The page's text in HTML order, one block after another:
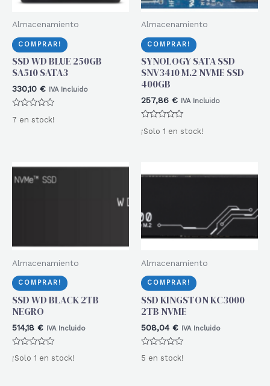
Almacenamiento
COMPRAR!
SSD WD BLUE 250GB
SA510 SATA3
330,10 € IVA Incluido
con
7 en stock!
Almacenamiento
COMPRAR!
SYNOLOGY SATA SSD
SNV3410 M.2 NVME SSD
400GB
257,86 € IVA Incluido
con
¡Solo 1 en stock!
Almacenamiento
COMPRAR!
SSD WD BLACK 2TB
NEGRO
514,18 € IVA Incluido
Valorado
con
¡Solo 1 en stock!
Almacenamiento
COMPRAR!
SSD KINGSTON KC3000
2TB NVME
508,04 € IVA Incluido
con
5 en stock!